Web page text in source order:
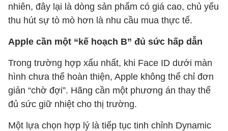
nhiên, đây lại là dòng sản phẩm có giá cao, chủ yếu
thu hút sự tò mò hơn là nhu cầu mua thực tế.
Apple cần một “kế hoạch B” đủ sức hấp dẫn
Trong trường hợp xấu nhất, khi Face ID dưới màn
hình chưa thể hoàn thiện, Apple không thể chỉ đơn
giản “chờ đợi”. Hãng cần một phương án thay thế
đủ sức giữ nhiệt cho thị trường.
Một lựa chọn hợp lý là tiếp tục tinh chỉnh Dynamic